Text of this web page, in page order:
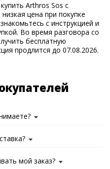
Arthros Sos с
цена при покупке
с инструкцией и
Во время разговора со
бесплатную
продлится до 07.08.2026.
мой заказ?